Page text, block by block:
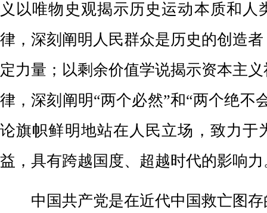
义以唯物史观揭示历史运动本质和人
律，深刻阐明人民群众是历史的创造
定力量；以剩余价值学说揭示资本主
律，深刻阐明“两个必然”和“两个绝不
论旗帜鲜明地站在人民立场，致力于
益， 具有跨越国度、超越时代的影响力
中国共产党是在近代中国救亡图